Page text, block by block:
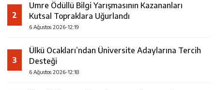
2
Umre Ödüllü Bilgi Yarışmasının Kazananları
Kutsal Topraklara Uğurlandı
6 Ağustos 2026-12:19
3
Ülkü Ocakları’ndan Üniversite Adaylarına Tercih
Desteği
6 Ağustos 2026-12:18